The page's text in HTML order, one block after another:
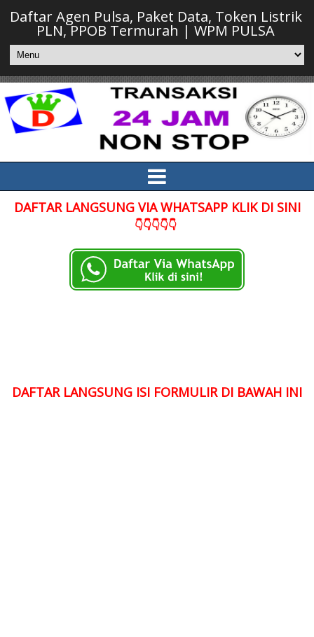
Daftar Agen Pulsa, Paket Data, Token Listrik
PLN, PPOB Termurah | WPM PULSA
DAFTAR LANGSUNG VIA WHATSAPP KLIK DI SINI
👇👇👇👇👇
DAFTAR LANGSUNG ISI FORMULIR DI BAWAH INI